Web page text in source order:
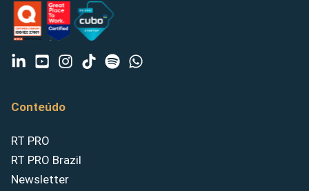
Conteúdo
RT PRO
RT PRO Brazil
Newsletter